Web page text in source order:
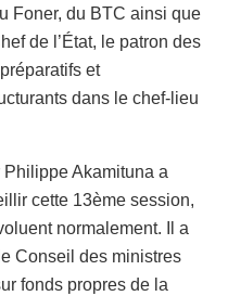
Foner, du BTC ainsi que
de l’État, le patron des
et
dans le chef-lieu
Akamituna a
cette 13ème session,
normalement. Il a
Conseil des ministres
fonds propres de la